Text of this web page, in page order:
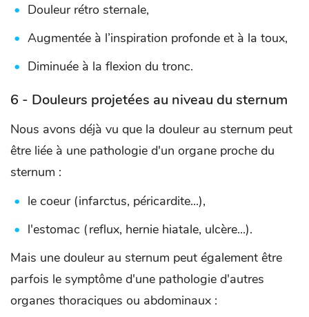
Douleur rétro sternale,
Augmentée à l’inspiration profonde et à la toux,
Diminuée à la flexion du tronc.
6 - Douleurs projetées au niveau du sternum
Nous avons déjà vu que la douleur au sternum peut
être liée à une pathologie d'un organe proche du
sternum :
le coeur (infarctus, péricardite...),
l'estomac (reflux, hernie hiatale, ulcère...).
Mais une douleur au sternum peut également être
parfois le symptôme d'une pathologie d'autres
organes thoraciques ou abdominaux :